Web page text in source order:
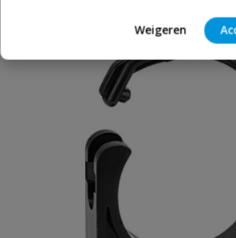
Weigeren
Samenvatting